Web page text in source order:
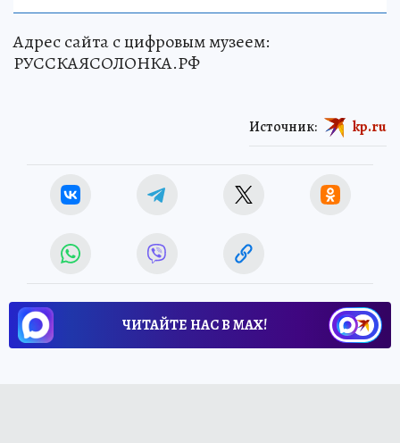
Адрес сайта с цифровым музеем:
РУССКАЯСОЛОНКА.РФ
Источник: kp.ru
ЧИТАЙТЕ НАС В МАХ!